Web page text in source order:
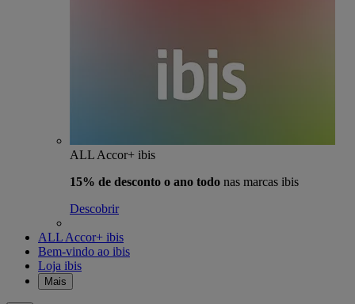
ALL Accor+ ibis
15% de desconto o ano todo nas marcas ibis
Descobrir
ALL Accor+ ibis
Bem-vindo ao ibis
Loja ibis
Mais